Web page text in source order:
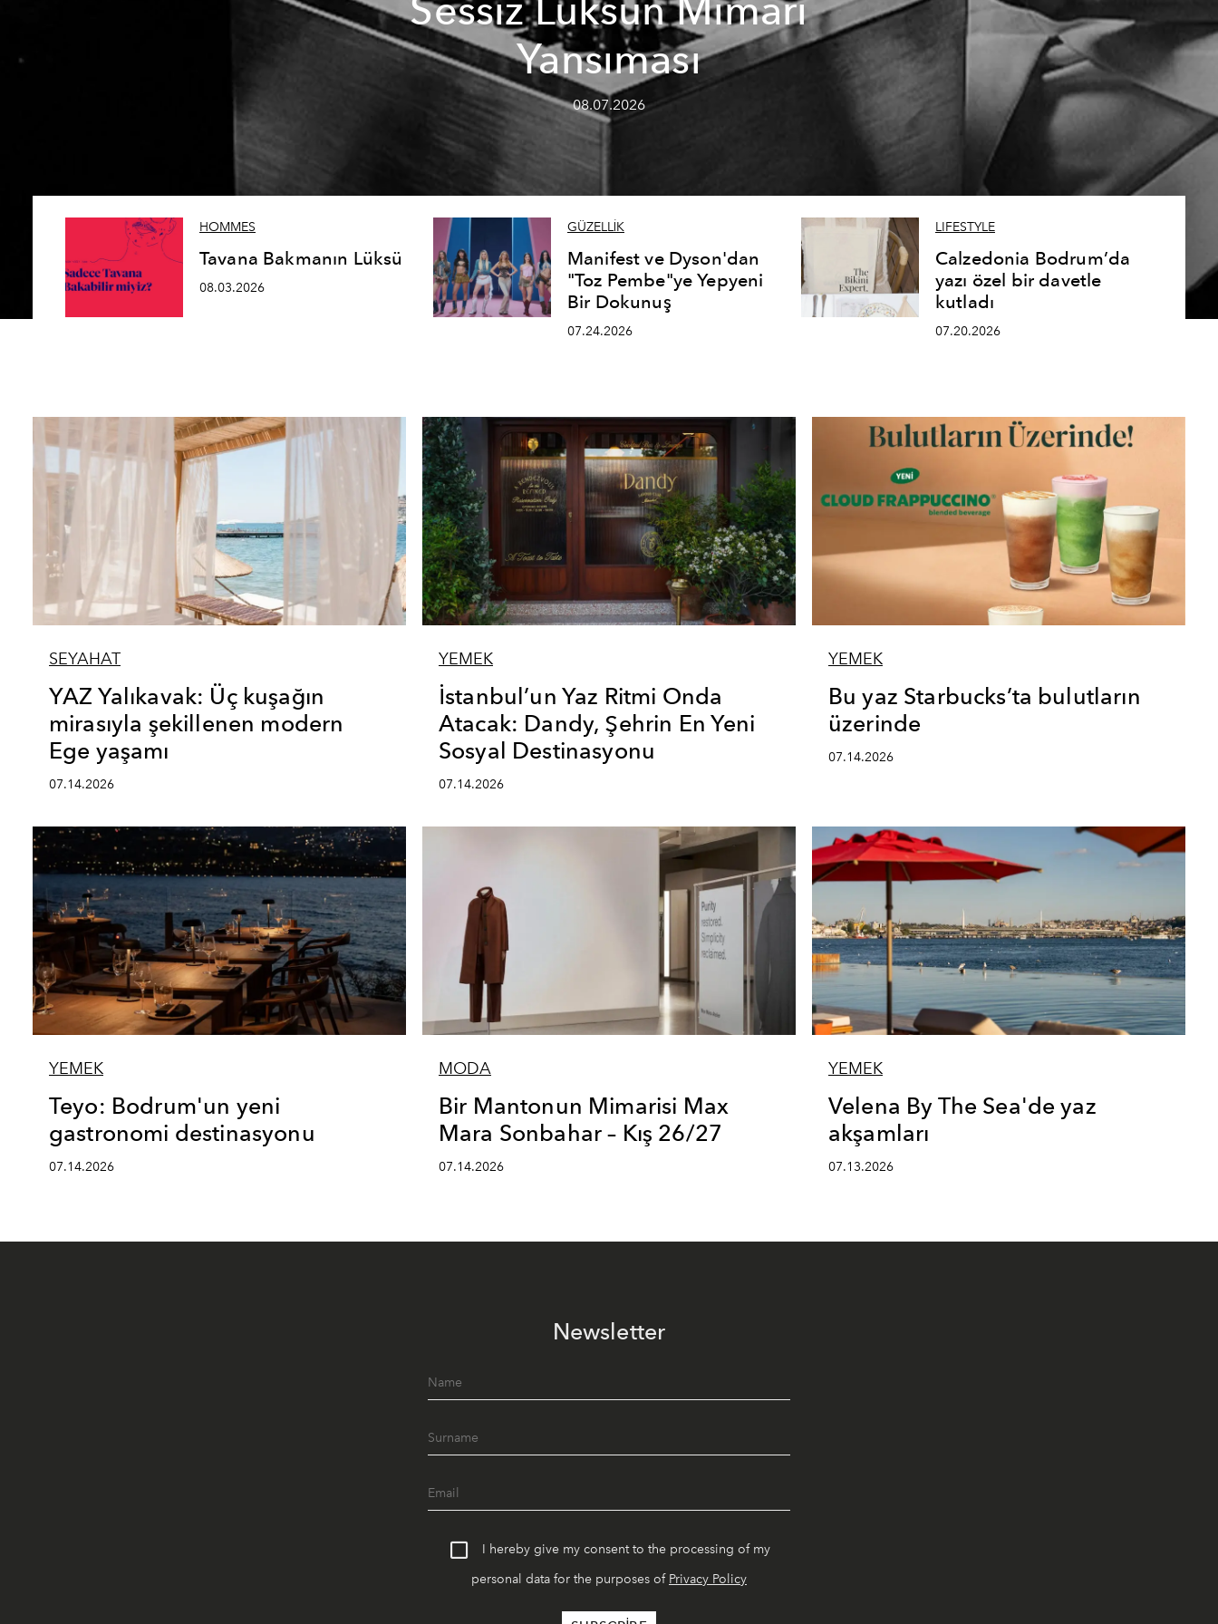
Sessiz Lüksün Mimari
Yansıması
08.07.2026
HOMMES
Tavana Bakmanın Lüksü
08.03.2026
GÜZELLİK
Manifest ve Dyson'dan
"Toz Pembe"ye Yepyeni
Bir Dokunuş
07.24.2026
LIFESTYLE
Calzedonia Bodrum’da
yazı özel bir davetle
kutladı
07.20.2026
SEYAHAT
YAZ Yalıkavak: Üç kuşağın
mirasıyla şekillenen modern
Ege yaşamı
07.14.2026
YEMEK
İstanbul’un Yaz Ritmi Onda
Atacak: Dandy, Şehrin En Yeni
Sosyal Destinasyonu
07.14.2026
YEMEK
Bu yaz Starbucks’ta bulutların
üzerinde
07.14.2026
YEMEK
Teyo: Bodrum'un yeni
gastronomi destinasyonu
07.14.2026
MODA
Bir Mantonun Mimarisi Max
Mara Sonbahar – Kış 26/27
07.14.2026
YEMEK
Velena By The Sea'de yaz
akşamları
07.13.2026
Newsletter
I hereby give my consent to the processing of my
personal data for the purposes of Privacy Policy